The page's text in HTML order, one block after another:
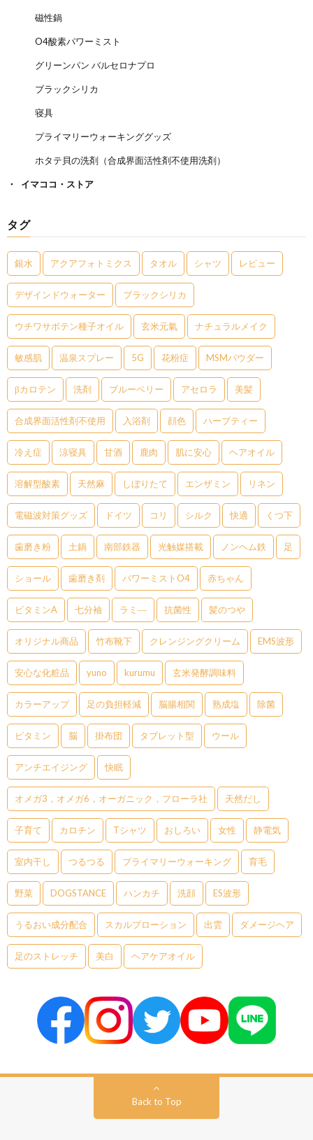
磁性鍋
O4酸素パワーミスト
グリーンパン バルセロナプロ
ブラックシリカ
寝具
プライマリーウォーキンググッズ
ホタテ貝の洗剤（合成界面活性剤不使用洗剤）
イマココ・ストア
タグ
銀水 アクアフォトミクス タオル シャツ レビュー
デザインドウォーター ブラックシリカ
ウチワサボテン種子オイル 玄米元氣 ナチュラルメイク
敏感肌 温泉スプレー 5G 花粉症 MSMパウダー
βカロテン 洗剤 ブルーベリー アセロラ 美髪
合成界面活性剤不使用 入浴剤 顔色 ハーブティー
冷え症 涼寝具 甘酒 鹿肉 肌に安心 ヘアオイル
溶解型酸素 天然麻 しぼりたて エンザミン リネン
電磁波対策グッズ ドイツ コリ シルク 快適 くつ下
歯磨き粉 土鍋 南部鉄器 光触媒搭載 ノンヘム鉄 足
ショール 歯磨き剤 パワーミストO4 赤ちゃん
ビタミンA 七分袖 ラミ― 抗菌性 髪のつや
オリジナル商品 竹布靴下 クレンジングクリーム EMS波形
安心な化粧品 yuno kurumu 玄米発酵調味料
カラーアップ 足の負担軽減 脳腸相関 熟成塩 除菌
ビタミン 脳 掛布団 タブレット型 ウール
アンチエイジング 快眠
オメガ3，オメガ6，オーガニック，フローラ社 天然だし
子育て カロチン Tシャツ おしろい 女性 静電気
室内干し つるつる プライマリーウォーキング 育毛
野菜 DOGSTANCE ハンカチ 洗顔 ES波形
うるおい成分配合 スカルプローション 出雲 ダメージヘア
足のストレッチ 美白 ヘアケアオイル
Back to Top